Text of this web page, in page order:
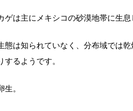
ゲは主にメキシコの砂漠地帯に生息
態は知られていなく、分布域では
するようです。
生。